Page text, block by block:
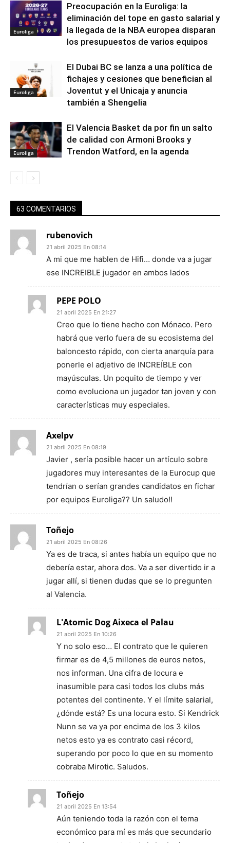
Euroliga
Preocupación en la Euroliga: la
eliminación del tope en gasto salarial y
la llegada de la NBA europea disparan
los presupuestos de varios equipos
Euroliga
El Dubai BC se lanza a una política de
fichajes y cesiones que benefician al
Joventut y el Unicaja y anuncia
también a Shengelia
Euroliga
El Valencia Basket da por fin un salto
de calidad con Armoni Brooks y
Trendon Watford, en la agenda
63 COMENTARIOS
rubenovich
21 abril 2025 En 08:14
A mi que me hablen de Hifi… donde va a jugar
ese INCREIBLE jugador en ambos lados
PEPE POLO
21 abril 2025 En 21:27
Creo que lo tiene hecho con Mónaco. Pero
habrá que verlo fuera de su ecosistema del
baloncesto rápido, con cierta anarquía para
ponerle el adjetivo de INCREÍBLE con
mayúsculas. Un poquito de tiempo y ver
como evoluciona un jugador tan joven y con
características muy especiales.
Axelpv
21 abril 2025 En 08:19
Javier , sería posible hacer un artículo sobre
jugadores muy interesantes de la Eurocup que
tendrían o serían grandes candidatos en fichar
por equipos Euroliga?? Un saludo!!
Toñejo
21 abril 2025 En 08:26
Ya es de traca, si antes había un equipo que no
debería estar, ahora dos. Va a ser divertido ir a
jugar allí, si tienen dudas que se lo pregunten
al Valencia.
L'Atomic Dog Aixeca el Palau
21 abril 2025 En 10:26
Y no solo eso… El contrato que le quieren
firmar es de 4,5 millones de euros netos,
nos informan. Una cifra de locura e
inasumible para casi todos los clubs más
potentes del continente. Y el límite salarial,
¿dónde está? Es una locura esto. Si Kendrick
Nunn se va ya por encima de los 3 kilos
netos esto ya es contrato casi récord,
superando por poco lo que en su momento
cobraba Mirotic. Saludos.
Toñejo
21 abril 2025 En 13:54
Aún teniendo toda la razón con el tema
económico para mí es más que secundario